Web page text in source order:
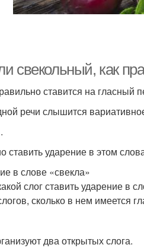
свекольный, как
ста­вит­ся на глас­ный
речи слы­шит­ся
ста­вить уда­ре­ние в этом
в слове «свекла»
слог ста­вить уда­ре­ние в
сколь­ко в нем име­ет­ся
два откры­тых сло­га.